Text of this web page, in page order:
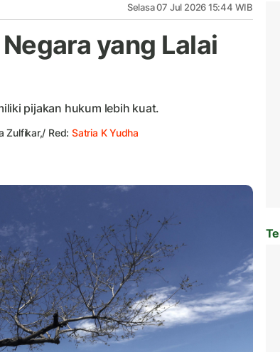
Selasa 07 Jul 2026 15:44 WIB
yang Lalai
pijakan hukum lebih kuat.
Zulfikar,/ Red: Satria K Yudha